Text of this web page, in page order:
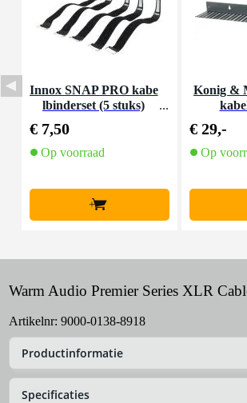
Innox SNAP PRO kabe
lbinderset (5 stuks)
€ 7,50
Op voorraad
+
Konig &
€ 29,-
Op
Warm Audio Premier Series XLR
Artikelnr: 9000-0138-8918
Productinformatie
Specificaties